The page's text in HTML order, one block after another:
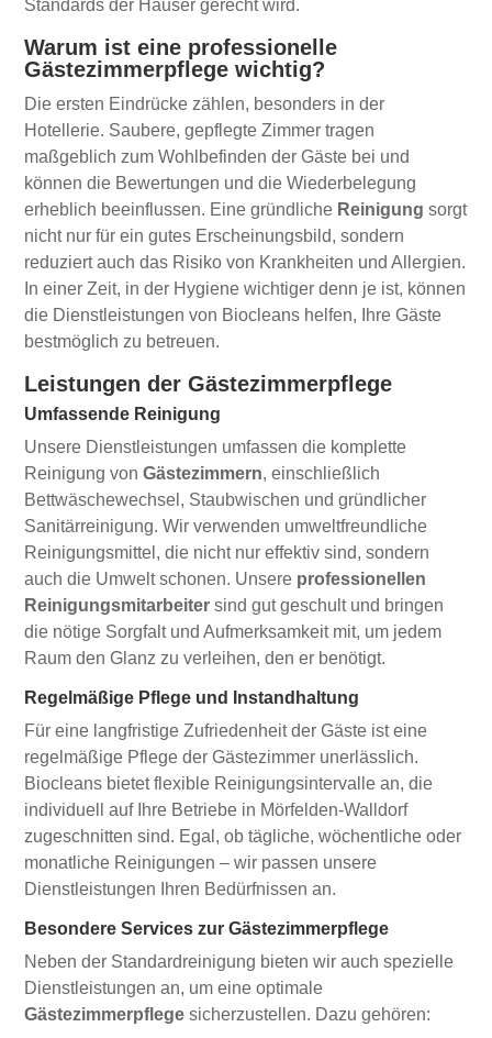
Standards der Häuser gerecht wird.
Warum ist eine professionelle
Gästezimmerpflege wichtig?
Die ersten Eindrücke zählen, besonders in der
Hotellerie. Saubere, gepflegte Zimmer tragen
maßgeblich zum Wohlbefinden der Gäste bei und
können die Bewertungen und die Wiederbelegung
erheblich beeinflussen. Eine gründliche Reinigung sorgt
nicht nur für ein gutes Erscheinungsbild, sondern
reduziert auch das Risiko von Krankheiten und Allergien.
In einer Zeit, in der Hygiene wichtiger denn je ist, können
die Dienstleistungen von Biocleans helfen, Ihre Gäste
bestmöglich zu betreuen.
Leistungen der Gästezimmerpflege
Umfassende Reinigung
Unsere Dienstleistungen umfassen die komplette
Reinigung vonGästezimmern, einschließlich
Bettwäschewechsel, Staubwischen und gründlicher
Sanitärreinigung. Wir verwenden umweltfreundliche
Reinigungsmittel, die nicht nur effektiv sind, sondern
auch die Umwelt schonen. Unsere professionellen
Reinigungsmitarbeiter sind gut geschult und bringen
die nötige Sorgfalt und Aufmerksamkeit mit, um jedem
Raum den Glanz zu verleihen, den er benötigt.
Regelmäßige Pflege und Instandhaltung
Für eine langfristige Zufriedenheit der Gäste ist eine
regelmäßige Pflege der Gästezimmer unerlässlich.
Biocleans bietet flexible Reinigungsintervalle an, die
individuell auf Ihre Betriebe in Mörfelden-Walldorf
zugeschnitten sind. Egal, ob tägliche, wöchentliche oder
monatliche Reinigungen – wir passen unsere
Dienstleistungen Ihren Bedürfnissen an.
Besondere Services zur Gästezimmerpflege
Neben der Standardreinigung bieten wir auch spezielle
Dienstleistungen an, um eine optimale
Gästezimmerpflege sicherzustellen. Dazu gehören: